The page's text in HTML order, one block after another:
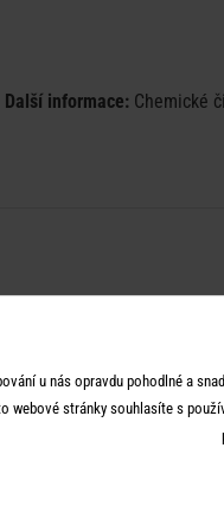
Další informace: Chemické
u nás opravdu pohodlné a
webové stránky souhlasíte s